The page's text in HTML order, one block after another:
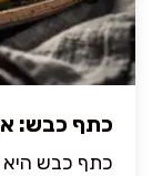
כתף כבש:
כתף כבש היא